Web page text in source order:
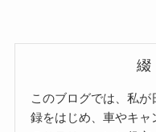
綴
このブログでは、私
録をはじめ、車やキ